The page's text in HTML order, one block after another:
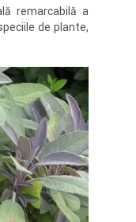
remarcabilă a
de plante,